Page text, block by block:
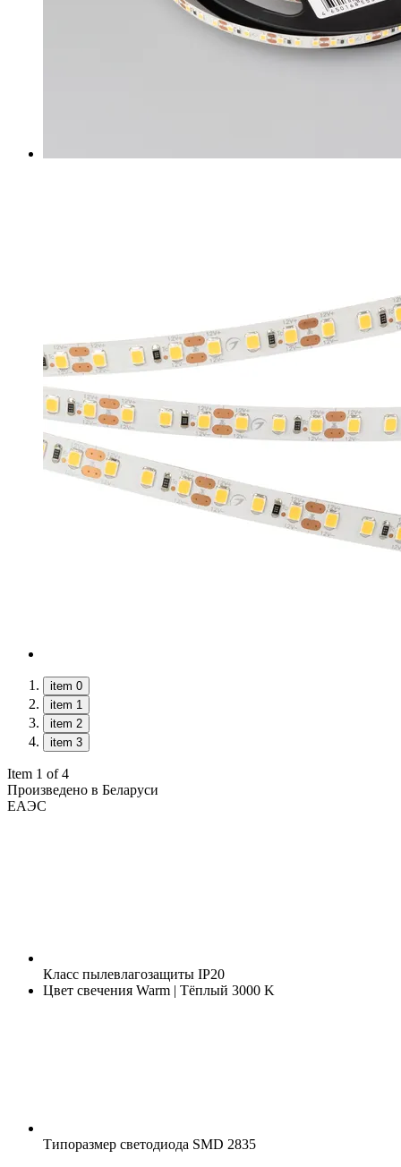
item 0
item 1
item 2
item 3
Item 1 of 4
Произведено в Беларуси
ЕАЭС
Класс пылевлагозащиты IP20
Цвет свечения Warm | Тёплый 3000 K
Типоразмер светодиода SMD 2835